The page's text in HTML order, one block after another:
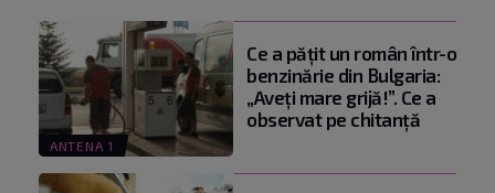
ANTENA 1
Ce a pățit un român într-o
benzinărie din Bulgaria:
„Aveți mare grijă!”. Ce a
observat pe chitanță